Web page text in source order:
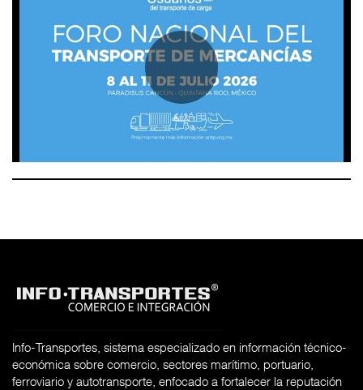
Info-Transportes, sistema especializado en información técnico-
económica sobre comercio, sectores marítimo, portuario,
ferroviario y autotransporte, enfocado a fortalecer la reputación